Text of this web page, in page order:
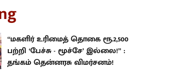
“மகளிர் உரிமைத் தொகை ரூ.2,500
பற்றி ‘பேச்சு - மூச்சே’ இல்லை!” :
தங்கம் தென்னரசு விமர்சனம்!